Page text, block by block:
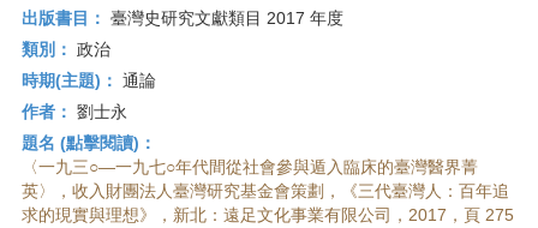
出版書目： 臺灣史研究文獻類目 2017 年度
類別： 政治
時期(主題)： 通論
作者： 劉士永
題名 (點擊閱讀)：
〈一九三○—一九七○年代間從社會參與遁入臨床的臺灣醫界菁
英〉，收入財團法人臺灣研究基金會策劃，《三代臺灣人：百年追
求的現實與理想》，新北：遠足文化事業有限公司，2017，頁 275